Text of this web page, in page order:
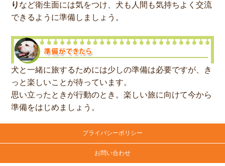
り など衛生面には気をつけ、犬も人間も気持ちよく交流
できるように準備しましょう。
犬と一緒に旅するためには少しの準備は必要ですが、き
っと楽しいことが待っています。
思い立ったときが行動のとき。楽しい旅に向けて今から
準備をはじめましょう。
プライバシーポリシー
お問い合わせ